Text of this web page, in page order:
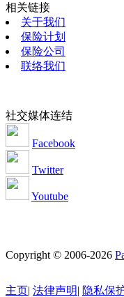
相关链接
关于我们
保险计划
保险公司
联络我们
社交媒体连结
Facebook
Twitter
Youtube
Copyright © 2006-2026
主页| 法律声明| 隐私保